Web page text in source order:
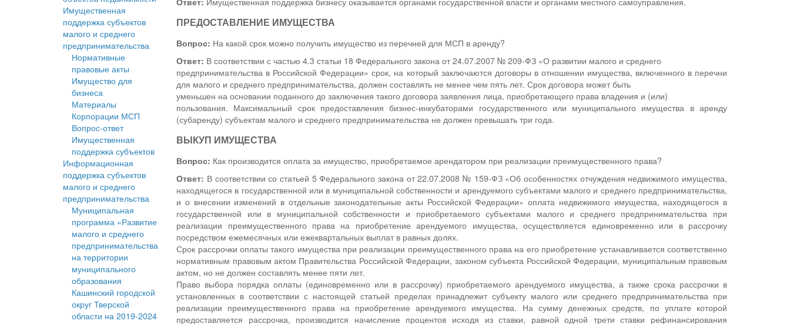
Имущественная
поддержка субъектов
малого и среднего
предпринимательства
Нормативные
правовые акты
Имущество для
бизнеса
Материалы
Корпорации МСП
Вопрос-ответ
Имущественная
поддержка субъектов
Информационная
поддержка субъектов
малого и среднего
предпринимательства
Муниципальная
программа «Развитие
малого и среднего
предпринимательства
на территории
муниципального
образования
Кашинский городской
округ Тверской
области на 2019-2024
ПРЕДОСТАВЛЕНИЕ ИМУЩЕСТВА
Вопрос: На какой срок можно получить имущество из перечней для МСП в аренду?
Ответ: В соответствии с частью 4.3 статьи 18 Федерального закона от 24.07.2007 № 209-ФЗ «О развитии малого и среднего
предпринимательства в Российской Федерации» срок, на который заключаются договоры в отношении имущества, включенного в перечни
для малого и среднего предпринимательства, должен составлять не менее чем пять лет. Срок договора может быть
уменьшен на основании поданного до заключения такого договора заявления лица, приобретающего права владения и (или)
пользования. Максимальный срок предоставления бизнес-инкубаторами государственного или муниципального имущества в аренду
(субаренду) субъектам малого и среднего предпринимательства не должен превышать три года.
ВЫКУП ИМУЩЕСТВА
Вопрос: Как производится оплата за имущество, приобретаемое арендатором при реализации преимущественного права?
Ответ: В соответствии со статьей 5 Федерального закона от 22.07.2008 № 159-ФЗ «Об особенностях отчуждения недвижимого имущества,
находящегося в государственной или в муниципальной собственности и арендуемого субъектами малого и среднего предпринимательства,
и о внесении изменений в отдельные законодательные акты Российской Федерации» оплата недвижимого имущества, находящегося в
государственной или в муниципальной собственности и приобретаемого субъектами малого и среднего предпринимательства при
реализации преимущественного права на приобретение арендуемого имущества, осуществляется единовременно или в рассрочку
посредством ежемесячных или ежеквартальных выплат в равных долях.
Срок рассрочки оплаты такого имущества при реализации преимущественного права на его приобретение устанавливается соответственно
нормативным правовым актом Правительства Российской Федерации, законом субъекта Российской Федерации, муниципальным правовым
актом, но не должен составлять менее пяти лет.
Право выбора порядка оплаты (единовременно или в рассрочку) приобретаемого арендуемого имущества, а также срока рассрочки в
установленных в соответствии с настоящей статьей пределах принадлежит субъекту малого или среднего предпринимательства при
реализации преимущественного права на приобретение арендуемого имущества. На сумму денежных средств, по уплате которой
предоставляется рассрочка, производится начисление процентов исходя из ставки, равной одной трети ставки рефинансирования